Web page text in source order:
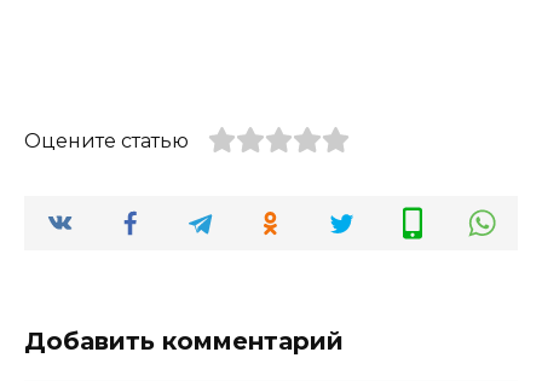
Оцените статью
Добавить комментарий